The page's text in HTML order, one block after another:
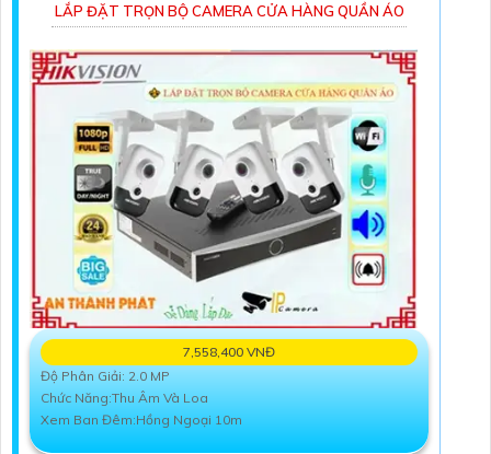
LẮP ĐẶT TRỌN BỘ CAMERA CỬA HÀNG QUẦN ÁO
7,558,400 VNĐ
Độ Phân Giải: 2.0 MP
Chức Năng:Thu Âm Và Loa
Xem Ban Đêm:Hồng Ngoại 10m